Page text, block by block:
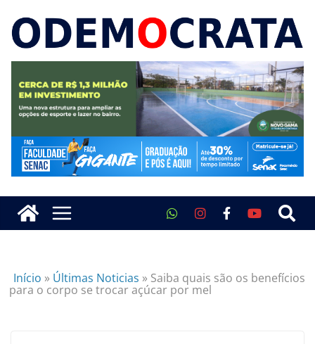
Início » Últimas Noticias » Saiba quais são os benefícios
para o corpo se trocar açúcar por mel